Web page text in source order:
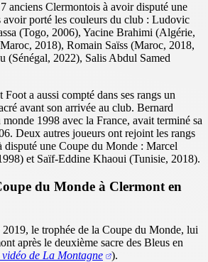
anciens Clermontois à avoir disputé une
avoir porté les couleurs du club : Ludovic
(Togo, 2006), Yacine Brahimi (Algérie,
2018), Romain Saïss (Maroc, 2018,
(Sénégal, 2022), Salis Abdul Samed
a aussi compté dans ses rangs un
avant son arrivée au club. Bernard
1998 avec la France, avait terminé sa
Deux autres joueurs ont rejoint les rangs
disputé une Coupe du Monde : Marcel
et Saïf-Eddine Khaoui (Tunisie, 2018).
du Monde à Clermont en
le trophée de la Coupe du Monde, lui
après le deuxième sacre des Bleus en
de La Montagne
).